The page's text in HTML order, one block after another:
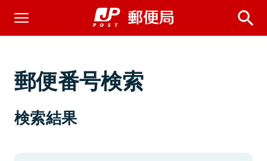
郵便番号検索
検索結果